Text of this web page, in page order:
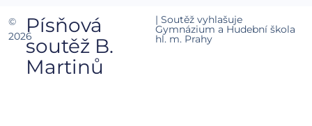
©
2026Písňová
soutěž B.
Martinů
| Soutěž vyhlašuje
Gymnázium a Hudební škola
hl. m. Prahy